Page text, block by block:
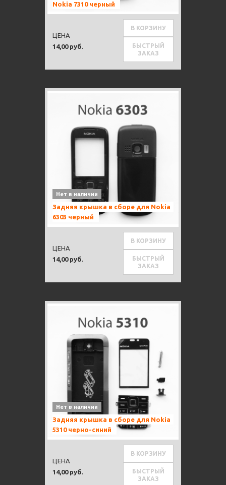
Nokia 7310 черный
14,00 руб.
ЦЕНА
В КОРЗИНУ
БЫСТРЫЙ
ЗАКАЗ
Нет в наличии
Задняя крышка в сборе для Nokia
6303 черный
14,00 руб.
ЦЕНА
В КОРЗИНУ
БЫСТРЫЙ
ЗАКАЗ
Нет в наличии
Задняя крышка в сборе для Nokia
5310 черно-синий
14,00 руб.
ЦЕНА
В КОРЗИНУ
БЫСТРЫЙ
ЗАКАЗ